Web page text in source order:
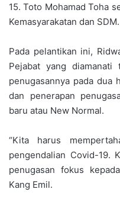
15. Toto Mohamad Toha
Kemasyarakatan dan SDM.
Pada pelantikan ini,
Pejabat yang
penugasannya pada dua
dan penerapan
baru atau New Normal.
“Kita harus
pengendalian Covid-19.
penugasan fokus
Kang Emil.